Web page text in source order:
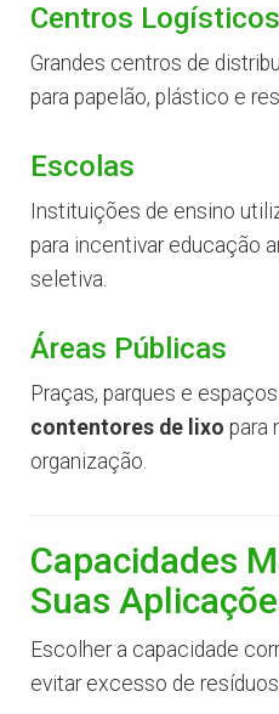
Centros Logísticos
Grandes centros de
para papelão, plástico e
Escolas
Instituições de ensino
para incentivar educação
seletiva.
Áreas Públicas
Praças, parques e
contentores de lixo para
organização.
Capacidades
Suas
Escolher a capacidade
evitar excesso de